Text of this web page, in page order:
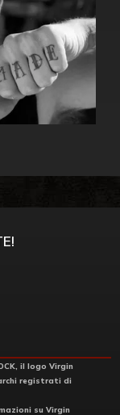
il logo Virgin
registrati di
su Virgin